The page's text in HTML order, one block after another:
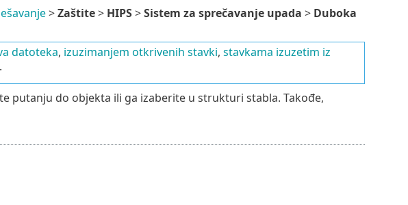
>Zaštite> HIPS>Sistem za sprečavanje upada > Duboka
datoteka, izuzimanjem otkrivenih stavki, stavkama izuzetim iz
.
putanju do objekta ili ga izaberite u strukturi stabla. Takođe,